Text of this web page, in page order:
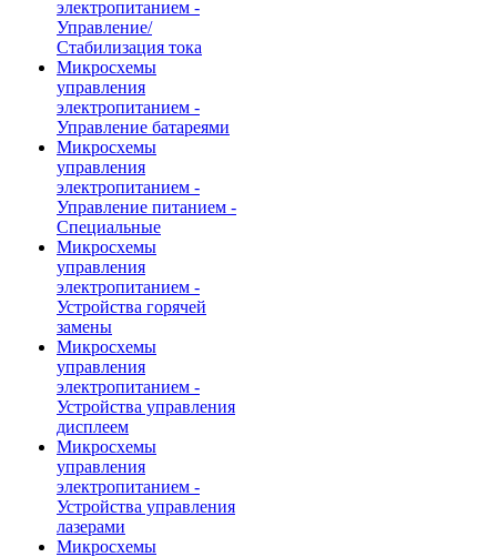
электропитанием -
Управление/
Стабилизация тока
Микросхемы
управления
электропитанием -
Управление батареями
Микросхемы
управления
электропитанием -
Управление питанием -
Специальные
Микросхемы
управления
электропитанием -
Устройства горячей
замены
Микросхемы
управления
электропитанием -
Устройства управления
дисплеем
Микросхемы
управления
электропитанием -
Устройства управления
лазерами
Микросхемы